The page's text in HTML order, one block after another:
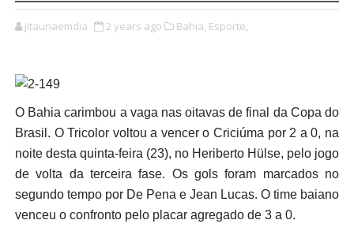
jitaunaemdia 2 years ago Bahia, Esporte,
O Bahia carimbou a vaga nas oitavas de final da Copa do
Brasil. O Tricolor voltou a vencer o Criciúma por 2 a 0, na
noite desta quinta-feira (23), no Heriberto Hülse, pelo jogo
de volta da terceira fase. Os gols foram marcados no
segundo tempo por De Pena e Jean Lucas. O time baiano
venceu o confronto pelo placar agregado de 3 a 0.